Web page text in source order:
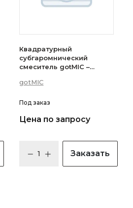
Квадратурный
субгаромнический
смеситель gotMIC –
gotMIC
Под заказ
Цена по запросу
Заказать